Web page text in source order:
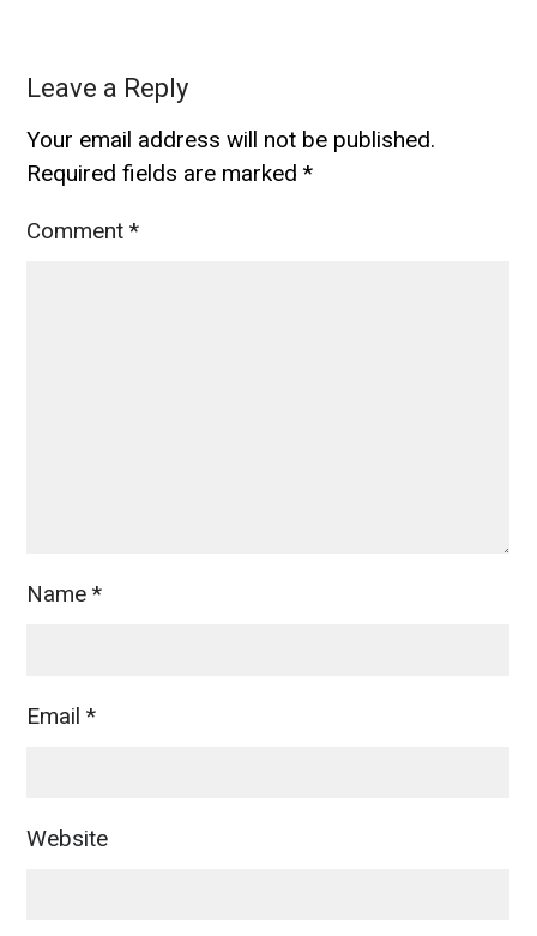
Leave a Reply
Your email address will not be published.
Required fields are marked*
Comment*
Name*
Email*
Website